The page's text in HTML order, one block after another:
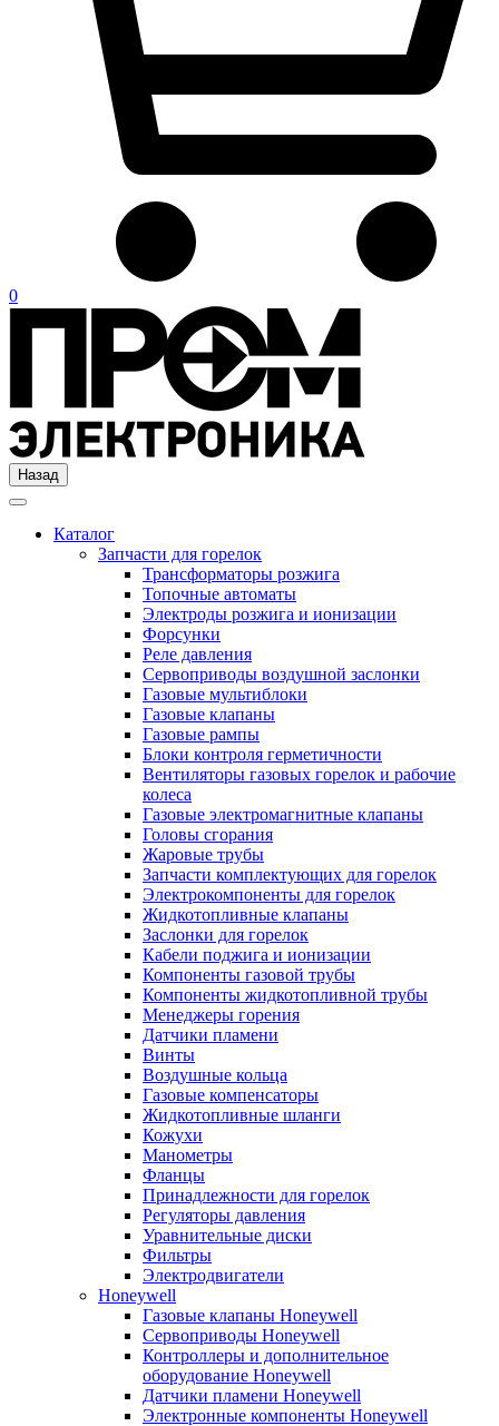
0
Назад
Каталог
Запчасти для горелок
Трансформаторы розжига
Топочные автоматы
Электроды розжига и ионизации
Форсунки
Реле давления
Сервоприводы воздушной заслонки
Газовые мультиблоки
Газовые клапаны
Газовые рампы
Блоки контроля герметичности
Вентиляторы газовых горелок и рабочие
колеса
Газовые электромагнитные клапаны
Головы сгорания
Жаровые трубы
Запчасти комплектующих для горелок
Электрокомпоненты для горелок
Жидкотопливные клапаны
Заслонки для горелок
Кабели поджига и ионизации
Компоненты газовой трубы
Компоненты жидкотопливной трубы
Менеджеры горения
Датчики пламени
Винты
Воздушные кольца
Газовые компенсаторы
Жидкотопливные шланги
Кожухи
Манометры
Фланцы
Принадлежности для горелок
Регуляторы давления
Уравнительные диски
Фильтры
Электродвигатели
Honeywell
Газовые клапаны Honeywell
Сервоприводы Honeywell
Контроллеры и дополнительное
оборудование Honeywell
Датчики пламени Honeywell
Электронные компоненты Honeywell